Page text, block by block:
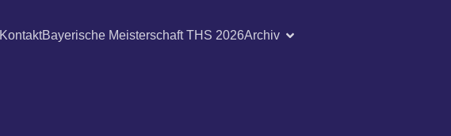
KontaktBayerische Meisterschaft THS 2026Archiv